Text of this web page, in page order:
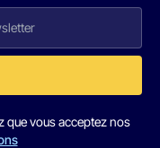
que vous acceptez nos